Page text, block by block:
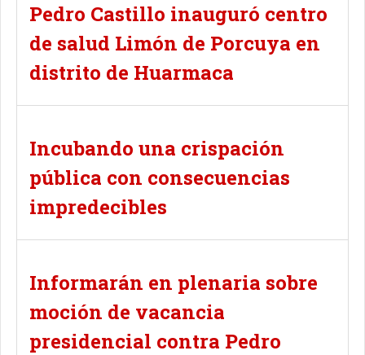
Pedro Castillo inauguró centro
de salud Limón de Porcuya en
distrito de Huarmaca
Incubando una crispación
pública con consecuencias
impredecibles
Informarán en plenaria sobre
moción de vacancia
presidencial contra Pedro